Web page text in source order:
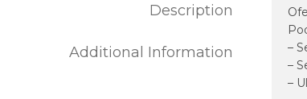
Description
Additional Information
–
–
–
MARCA